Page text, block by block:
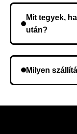
Mit tegyek,
után?
meg a rendelést.
Milyen
legmegfelelőbb